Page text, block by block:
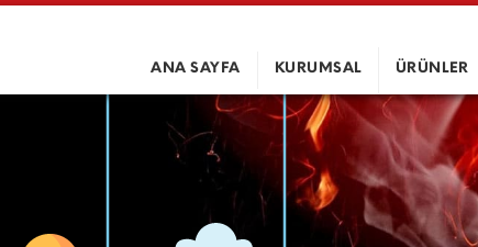
ANA SAYFA KURUMSAL ÜRÜNLER